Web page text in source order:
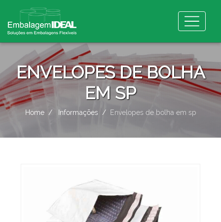
ENVELOPES DE BOLHA
EM SP
Home Informações Envelopes de bolha em sp